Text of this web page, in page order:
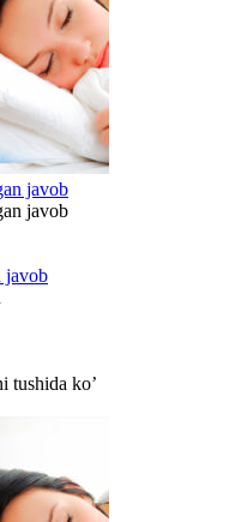
javob
javob
javob
tushida ko’